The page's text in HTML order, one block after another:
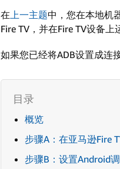
在上一主题中，您在本地机
Fire TV，并在Fire TV设备上
如果您已经将ADB设置成连
概览
步骤A：在亚马逊Fire
步骤B：设置Android